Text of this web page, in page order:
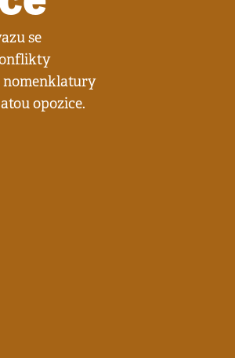
se
nomenklatury
opozice.